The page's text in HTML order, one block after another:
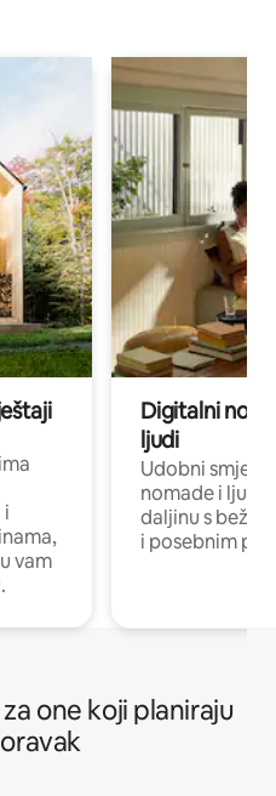
i
vam
Digitalni
ljudi
Udobni
nomade i ljude
daljinu s
i posebnim
one koji planiraju